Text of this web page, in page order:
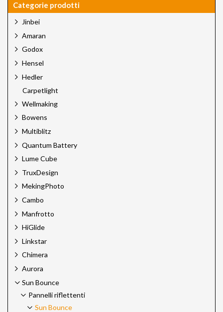
Categorie prodotti
Jinbei
Amaran
Godox
Hensel
Hedler
Carpetlight
Wellmaking
Bowens
Multiblitz
Quantum Battery
Lume Cube
TruxDesign
MekingPhoto
Cambo
Manfrotto
HiGlide
Linkstar
Chimera
Aurora
Sun Bounce
Pannelli riflettenti
Sun Bounce